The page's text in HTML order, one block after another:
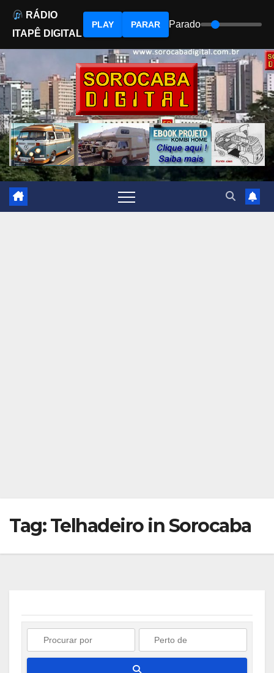
to
content
Tag: Telhadeiro in Sorocaba
RÁDIO
ITAPÊ DIGITAL
PLAY PARAR Parado